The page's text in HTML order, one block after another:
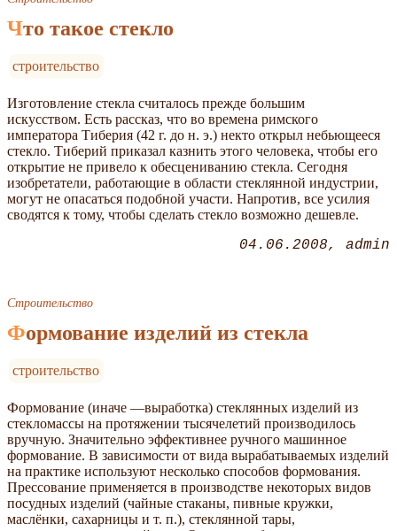
Что такое стекло
строительство
Изготовление стекла считалось прежде большим
искусством. Есть рассказ, что во времена римского
императора Тиберия (42 г. до н. э.) некто открыл небьющееся
стекло. Тиберий приказал казнить этого человека, чтобы его
открытие не привело к обесцениванию стекла. Сегодня
изобретатели, работающие в области стеклянной индустрии,
могут не опасаться подобной участи. Напротив, все усилия
сводятся к тому, чтобы сделать стекло возможно дешевле.
04.06.2008 admin
Строительство
Формование изделий из стекла
строительство
Формование (иначе —выработка) стеклянных изделий из
стекломассы на протяжении тысячелетий производилось
вручную. Значительно эффективнее ручного машинное
формование. В зависимости от вида вырабатываемых изделий
на практике используют несколько способов формования.
Прессование применяется в производстве некоторых видов
посудных изделий (чайные стаканы, пивные кружки,
маслёнки, сахарницы и т. п.), стеклянной тары,